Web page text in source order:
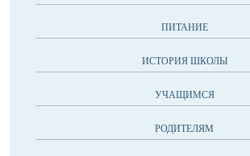
ПИТАНИЕ
ИСТОРИЯ ШКОЛЫ
УЧАЩИМСЯ
РОДИТЕЛЯМ